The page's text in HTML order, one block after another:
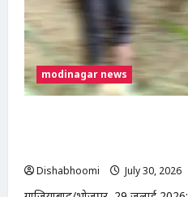
तेजाब
डालने
की
धमकी;
थाने
में
तहरीर
modinagar news
Dishabhoomi
July 30, 2026